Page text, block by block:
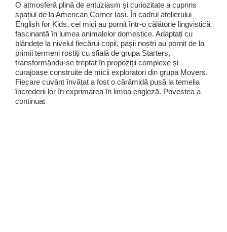
O atmosferă plină de entuziasm și curiozitate a cuprins
spațiul de la American Corner Iași. În cadrul atelierului
English for Kids, cei mici au pornit într-o călătorie lingvistică
fascinantă în lumea animalelor domestice. Adaptați cu
blândețe la nivelul fiecărui copil, pașii noștri au pornit de la
primii termeni rostiți cu sfială de grupa Starters,
transformându-se treptat în propoziții complexe și
curajoase construite de micii exploratori din grupa Movers.
Fiecare cuvânt învățat a fost o cărămidă pusă la temelia
încrederii lor în exprimarea în limba engleză. Povestea a
continuat